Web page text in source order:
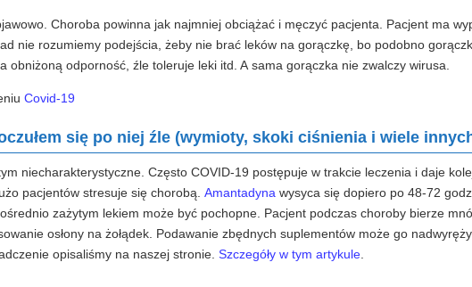
Choroba powinna jak najmniej obciążać i męczyć pacjenta. Pacjent ma
nie rozumiemy podejścia, żeby nie brać leków na gorączkę, bo podobno
obniżoną odporność, źle toleruje leki itd. A sama gorączka nie zwalczy wirusa.
Covid-19
się po niej źle (wymioty, skoki ciśnienia i wiele
niecharakterystyczne. Często COVID-19 postępuje w trakcie leczenia i daje
pacjentów stresuje się chorobą. Amantadyna wysyca się dopiero po 48-72
zażytym lekiem może być pochopne. Pacjent podczas choroby bierze
osłony na żołądek. Podawanie zbędnych suplementów może go
opisaliśmy na naszej stronie. Szczegóły w tym artykule.